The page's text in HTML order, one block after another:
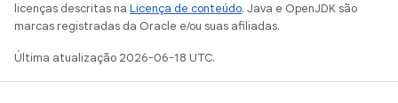
licenças descritas na Licença de conteúdo. Java e OpenJDK são
marcas registradas da Oracle e/ou suas afiliadas.
Última atualização 2026-06-18 UTC.